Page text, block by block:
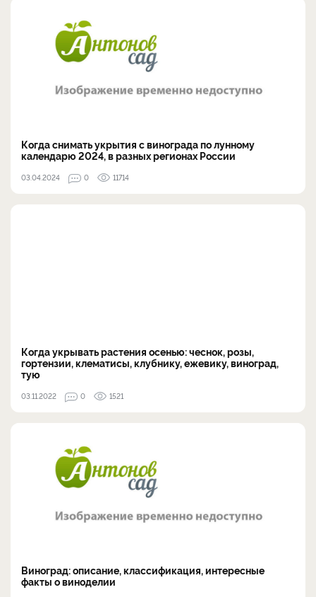
Когда снимать укрытия с винограда по лунному
календарю 2024, в разных регионах России
03.04.2024 0 11714
Когда укрывать растения осенью: чеснок, розы,
гортензии, клематисы, клубнику, ежевику, виноград,
тую
03.11.2022 0 1521
Виноград: описание, классификация, интересные
факты о виноделии